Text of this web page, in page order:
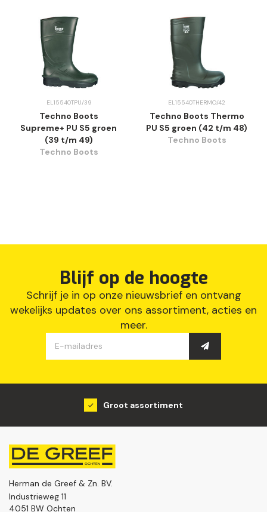
EL15540TPU/39
Techno Boots
Supreme+ PU S5 groen
(39 t/m 49)
Techno Boots
EL15540THERMO/42
Techno Boots Thermo
PU S5 groen (42 t/m 48)
Techno Boots
Blijf op de hoogte
Schrijf je in op onze nieuwsbrief en ontvang
wekelijks updates over ons assortiment, acties en
meer.
Groot assortiment
Herman de Greef & Zn. BV.
Industrieweg 11
4051 BW Ochten